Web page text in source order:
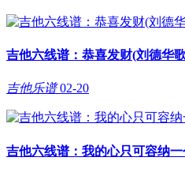
吉他六线谱：恭喜发财(刘德华
吉他乐谱 02-20
吉他六线谱：我的心只可容纳